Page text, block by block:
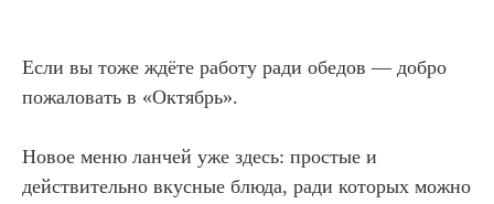
Если вы тоже ждёте работу ради обедов — добро
пожаловать в «Октябрь».
Новое меню ланчей уже здесь: простые и
действительно вкусные блюда, ради которых можно